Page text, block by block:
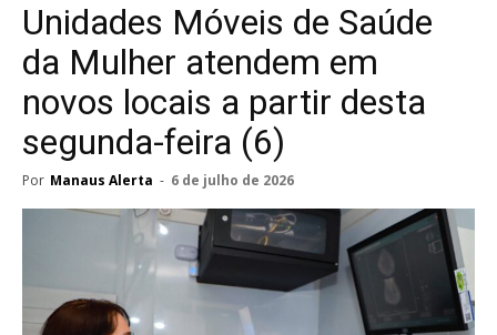
Unidades Móveis de Saúde
da Mulher atendem em
novos locais a partir desta
segunda-feira (6)
Por Manaus Alerta - 6 de julho de 2026